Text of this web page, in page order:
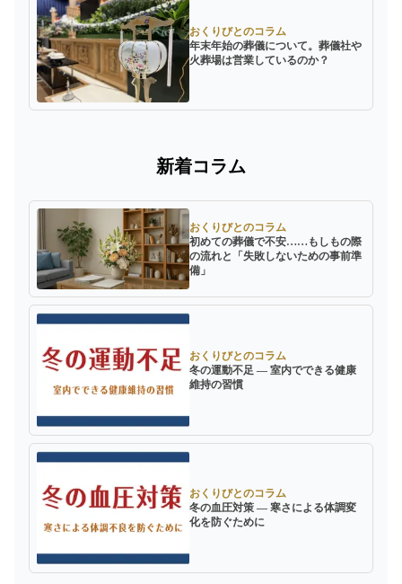
おくりびとのコラム
年末年始の葬儀について。葬儀社や
火葬場は営業しているのか？
新着コラム
おくりびとのコラム
初めての葬儀で不安……もしもの際
の流れと「失敗しないための事前準
備」
おくりびとのコラム
冬の運動不足 ― 室内でできる健康
維持の習慣
おくりびとのコラム
冬の血圧対策 ― 寒さによる体調変
化を防ぐために